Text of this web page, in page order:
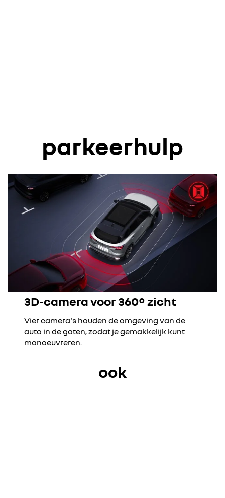
parkeerhulp
3D-camera voor 360° zicht
Vier camera's houden de omgeving van de
auto in de gaten, zodat je gemakkelijk kunt
manoeuvreren.
ook